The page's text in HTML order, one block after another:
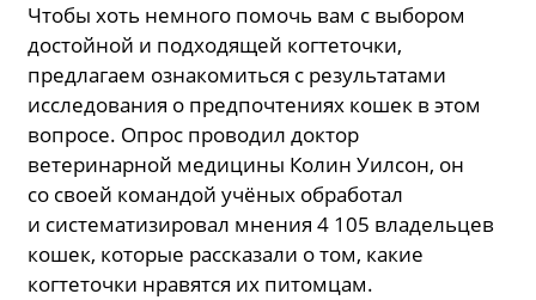
Чтобы хоть немного помочь вам с выбором
достойной и подходящей когтеточки,
предлагаем ознакомиться с результатами
исследования о предпочтениях кошек в этом
вопросе. Опрос проводил доктор
ветеринарной медицины Колин Уилсон, он
со своей командой учёных обработал
и систематизировал мнения 4 105 владельцев
кошек, которые рассказали о том, какие
когтеточки нравятся их питомцам.